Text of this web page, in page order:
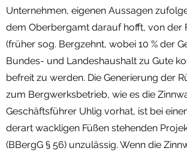
Unternehmen, eigenen Aussagen
dem Oberbergamt darauf hofft, von der
(früher sog. Bergzehnt, wobei 10 % der
Bundes- und Landeshaushalt zu Gute
befreit zu werden. Die Generierung der
zum Bergwerksbetrieb, wie es die
Geschäftsführer Uhlig vorhat, ist bei
derart wackligen Füßen stehenden
(BBergG § 56) unzulässig. Wenn die